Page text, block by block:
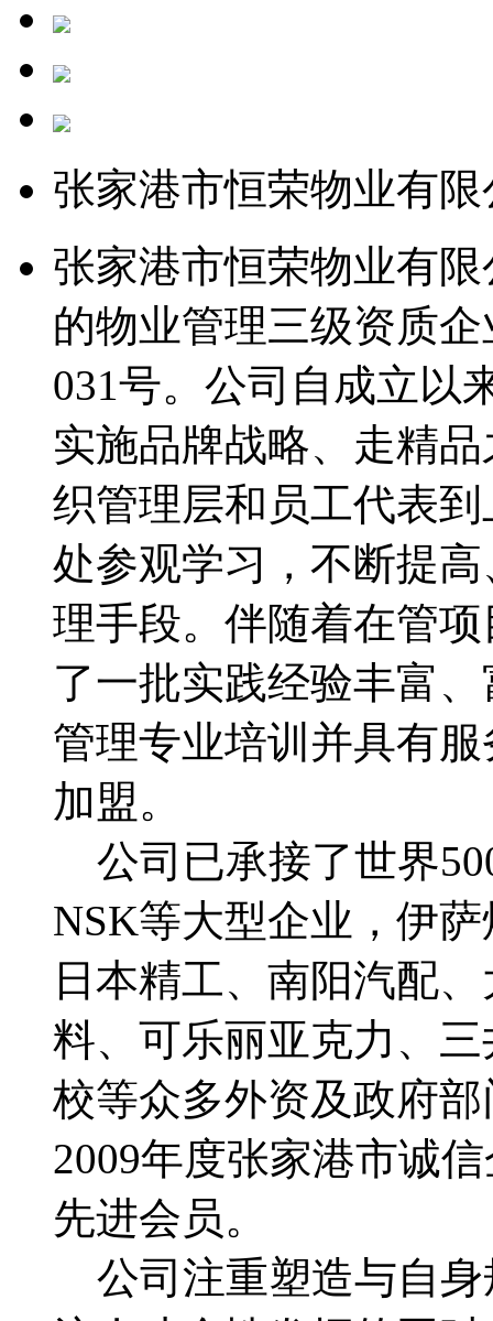
张家港市恒荣物业
张家港市恒荣物业有
的物业管理三级资质
031号。公司自成立以
实施品牌战略、走精
织管理层和员工代表
处参观学习，不断提
理手段。伴随着在管
了一批实践经验丰富
管理专业培训并具有
加盟。
公司已承接了世界
NSK等大型企业，伊
日本精工、南阳汽配
料、可乐丽亚克力、
校等众多外资及政府
2009年度张家港市诚
先进会员。
公司注重塑造与自身